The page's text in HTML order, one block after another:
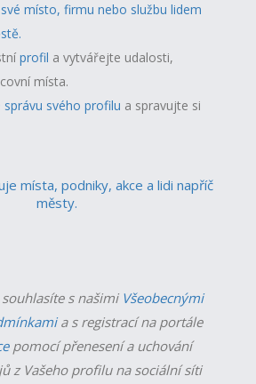
místo, firmu nebo službu lidem
profil a vytvářejte udalosti,
místa.
svého profilu a spravujte si
místa, podniky, akce a lidi napříč
městy.
s našimi Všeobecnými
a s registrací na portále
pomocí přenesení a uchování
z Vašeho profilu na sociální síti